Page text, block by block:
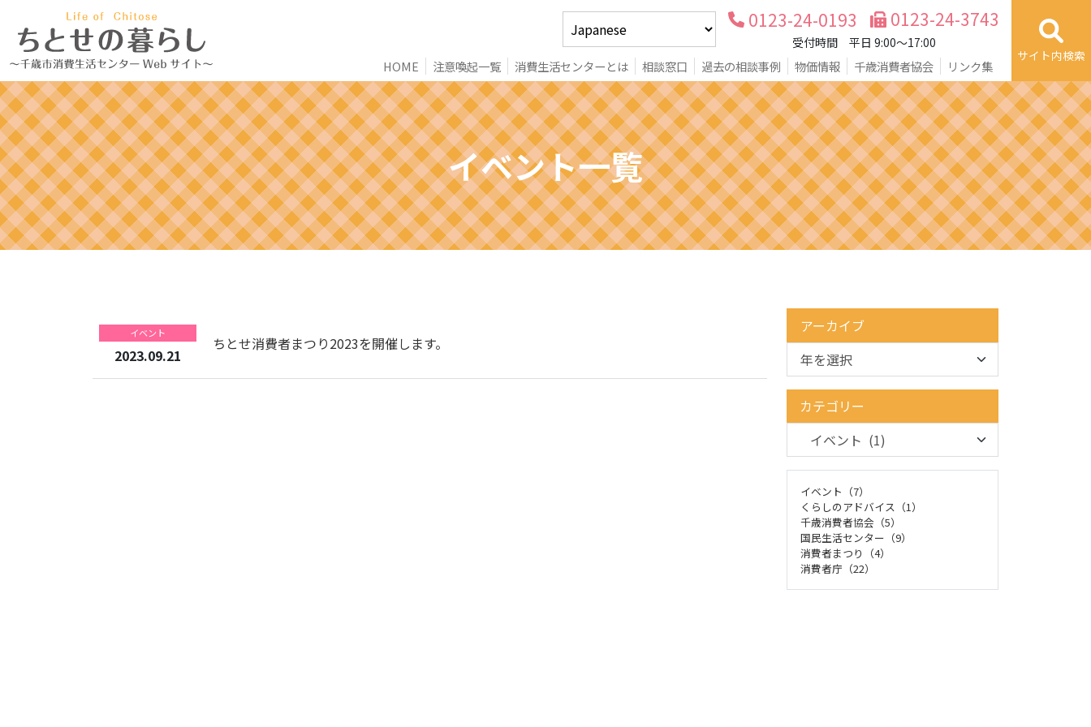
HOME 注意喚起一覧 消費生活センターとは 相談窓口 過去の相談事例 物価情報 千歳消費者協会 リンク集
0123-24-0193 0123-24-3743
受付時間 平日 9:00～17:00
サイト内検索
イベント一覧
イベント
2023.09.21
ちとせ消費者まつり2023を開催します。
アーカイブ
カテゴリー
イベント（7）
くらしのアドバイス（1）
千歳消費者協会（5）
国民生活センター（9）
消費者まつり（4）
消費者庁（22）